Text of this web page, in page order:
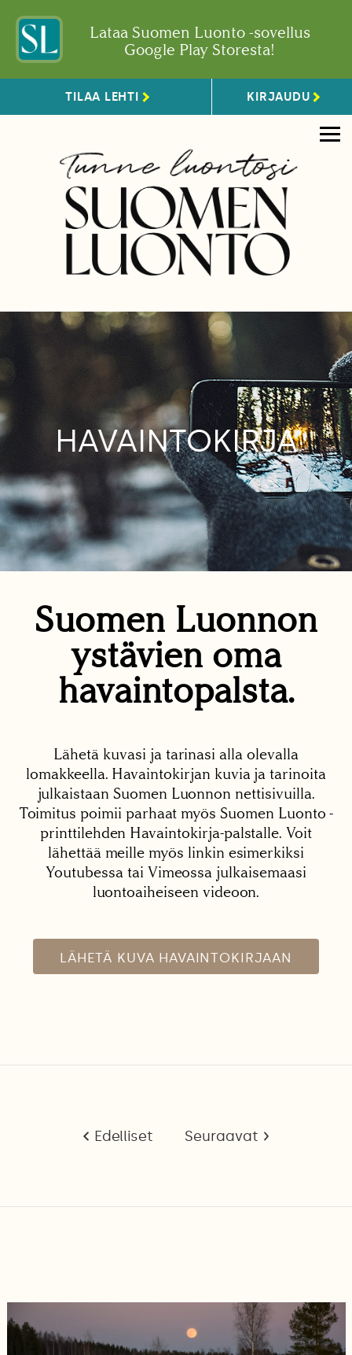
Lataa Suomen Luonto -sovellus
Google Play Storesta!
TILAA LEHTI KIRJAUDU
HAVAINTOKIRJA
Suomen Luonnon
ystävien oma
havaintopalsta.
Lähetä kuvasi ja tarinasi alla olevalla
lomakkeella. Havaintokirjan kuvia ja tarinoita
julkaistaan Suomen Luonnon nettisivuilla.
Toimitus poimii parhaat myös Suomen Luonto -
printtilehden Havaintokirja-palstalle. Voit
lähettää meille myös linkin esimerkiksi
Youtubessa tai Vimeossa julkaisemaasi
luontoaiheiseen videoon.
LÄHETÄ KUVA HAVAINTOKIRJAAN
Edelliset Seuraavat